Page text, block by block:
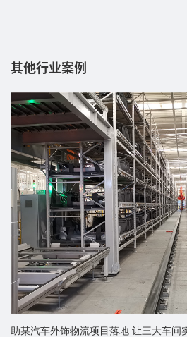
其他行业案例
助某汽车外饰物流项目落地 让三大车间